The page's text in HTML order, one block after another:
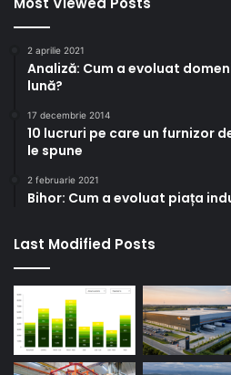
2 aprilie 2021
Analiză: Cum a evoluat
lună?
17 decembrie 2014
10 lucruri pe care un furnizor
le spune
2 februarie 2021
Bihor: Cum a evoluat piața
Last Modified Posts